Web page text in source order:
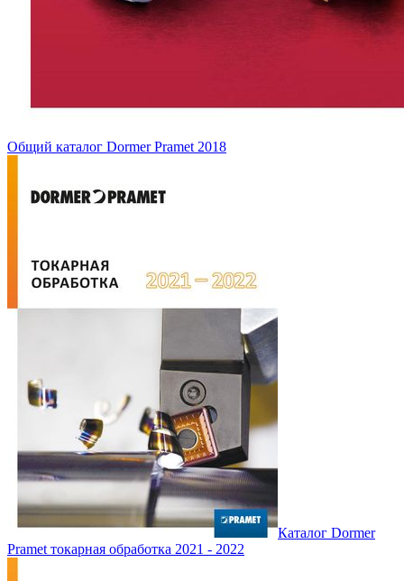
Общий каталог Dormer Pramet 2018
Каталог Dormer
Pramet токарная обработка 2021 - 2022